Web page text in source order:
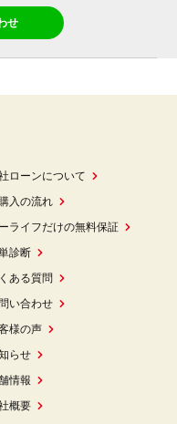
せ
ローンについて
入の流れ
ライフだけの無料保証
診断
ある質問
い合わせ
様の声
らせ
情報
概要